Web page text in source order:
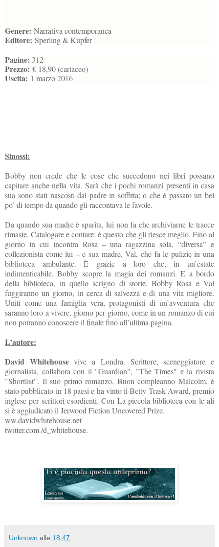
Genere: Narrativa contemporanea
Editore: Sperling & Kupfer
Pagine: 312
Prezzo: € 18,90 (cartaceo)
Uscita: 1 marzo 2016
Sinossi:
Bobby non crede che le cose che succedono nei libri possano
capitare anche nella vita. Sarà che i pochi romanzi presenti in casa
sua sono stati nascosti dal padre in soffitta; o che è passato un bel
po’ di tempo da quando gli raccontava le favole.
Da quando sua madre è sparita, lui non fa che archiviarne le tracce
rimaste. Catalogare e contare: è questo che gli riesce meglio. Fino al
giorno in cui incontra Rosa – una ragazzina sola, “diversa” e
collezionista come lui – e sua madre, Val, che fa le pulizie in una
biblioteca ambulante. È grazie a loro che, in un’estate
indimenticabile, Bobby scopre la magia dei romanzi. E a bordo
della biblioteca, in quello scrigno di storie, Bobby Rosa e Val
fuggiranno un giorno, in cerca di salvezza e di una vita migliore.
Uniti come una famiglia vera, protagonisti di un’avventura che
saranno loro a vivere, giorno per giorno, come in un romanzo di cui
non potranno conoscere il finale fino all’ultima pagina.
L’autore:
David Whitehousevive a Londra. Scrittore, sceneggiatore e
giornalista, collabora con il "Guardian", "The Times" e la rivista
"Shortlist". Il suo primo romanzo, Buon compleanno Malcolm, è
stato pubblicato in 18 paesi e ha vinto il Betty Trask Award, premio
inglese per scrittori esordienti. Con La piccola biblioteca con le ali
si è aggiudicato il Jerwood Fiction Uncovered Prize.
ww.davidwhitehouse.net
twitter.com /d_whitehouse.
Unknown alle 18:47